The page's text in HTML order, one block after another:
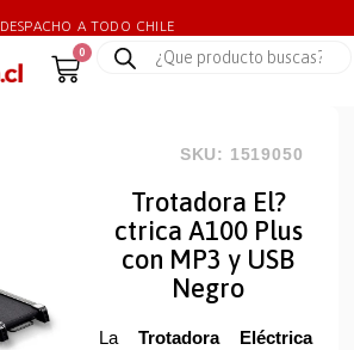
DESPACHO A TODO CHILE
0
SKU: 1519050
Trotadora El?
ctrica A100 Plus
con MP3 y USB
Negro
LaTrotadora Eléctrica